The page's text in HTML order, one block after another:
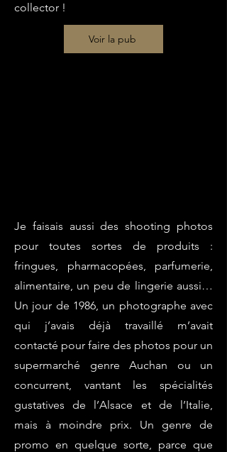
collector !
Voir la pub
Je faisais aussi des shooting photos
pour toutes sortes de produits :
fringues, pharmacopées, parfumerie,
alimentaire, un peu de lingerie aussi…
Un jour de 1986, un photographe avec
qui j’avais déjà travaillé m’avait
contacté pour faire des photos pour un
supermarché genre Auchan ou un
concurrent, vantant les spécialités
gustatives de l’Alsace et de l’Italie,
mais à moindre prix. Un genre de
promo en quelque sorte, parce que